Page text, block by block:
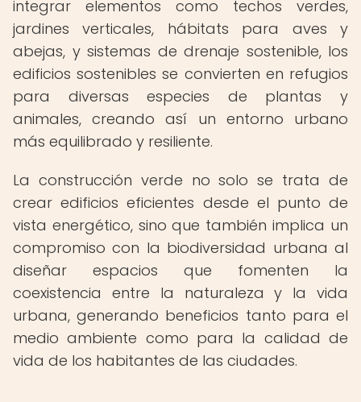
integrar elementos como techos verdes,
jardines verticales, hábitats para aves y
abejas, y sistemas de drenaje sostenible, los
edificios sostenibles se convierten en refugios
para diversas especies de plantas y
animales, creando así un entorno urbano
más equilibrado y resiliente.
La construcción verde no solo se trata de
crear edificios eficientes desde el punto de
vista energético, sino que también implica un
compromiso con la biodiversidad urbana al
diseñar espacios que fomenten la
coexistencia entre la naturaleza y la vida
urbana, generando beneficios tanto para el
medio ambiente como para la calidad de
vida de los habitantes de las ciudades.